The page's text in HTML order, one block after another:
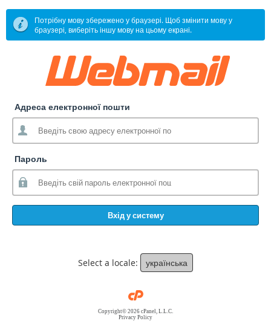
Потрібну мову збережено у браузері. Щоб змінити мову у
браузері, виберіть іншу мову на цьому екрані.
Адреса електронної пошти
Пароль
Вхід у систему
Select a locale: українська
Copyright© 2026 cPanel, L.L.C.
Privacy Policy